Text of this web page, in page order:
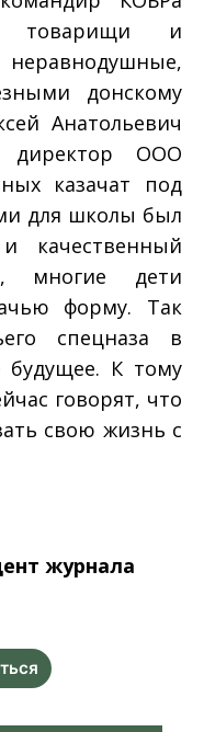
товарищи и
донскому
Анатольевич
директор ООО
казачат под
для школы был
качественный
многие дети
форму. Так
спецназа в
будущее. К тому
говорят, что
свою жизнь с
журнала